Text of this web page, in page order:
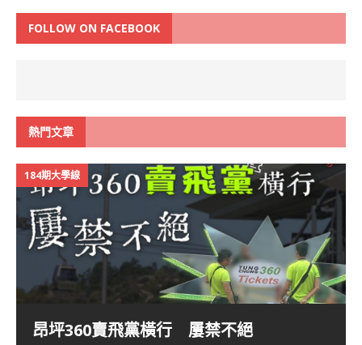
FOLLOW ON FACEBOOK
熱門文章
184期大學線
昂坪360賣飛黨橫行 屢禁不絕